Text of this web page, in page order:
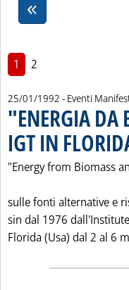
1 2
25/01/1992 - Eventi
"ENERGIA DA
IGT IN
"Energy from Biomass
sulle fonti alternative e
sin dal 1976
Florida (Usa) dal 2 al 6